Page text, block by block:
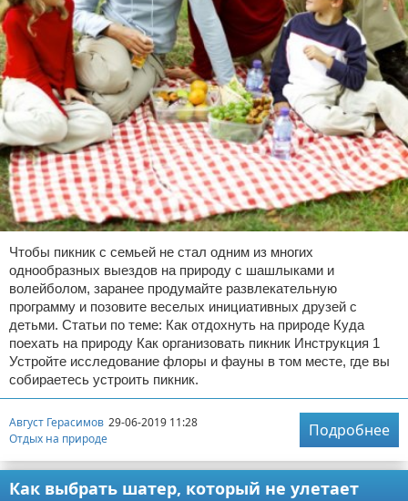
Чтобы пикник с семьей не стал одним из многих
однообразных выездов на природу с шашлыками и
волейболом, заранее продумайте развлекательную
программу и позовите веселых инициативных друзей с
детьми. Статьи по теме: Как отдохнуть на природе Куда
поехать на природу Как организовать пикник Инструкция 1
Устройте исследование флоры и фауны в том месте, где вы
собираетесь устроить пикник.
Август Герасимов 29-06-2019 11:28
Отдых на природе
Подробнее
Как выбрать шатер, который не улетает